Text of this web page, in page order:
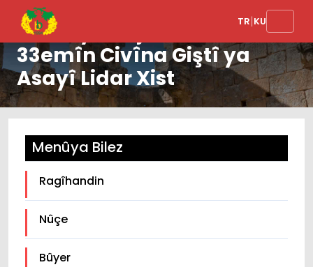
TR|KU
Konseya Bajêr a Amedê
33emîn Civîna Giştî ya
Asayî Lidar Xist
Menûya Bilez
Ragîhandin
Nûçe
Bûyer